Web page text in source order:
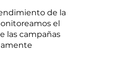
de la
el
las campañas